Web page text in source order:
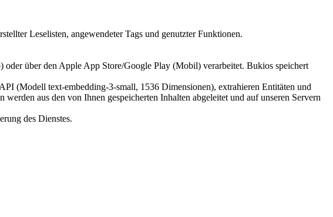
Leselisten, angewendeter Tags und genutzter Funktionen.
über den Apple App Store/Google Play (Mobil) verarbeitet. Bukios speichert
(Modell text-embedding-3-small, 1536 Dimensionen), extrahieren Entitäten und
aus den von Ihnen gespeicherten Inhalten abgeleitet und auf unseren Servern
des Dienstes.